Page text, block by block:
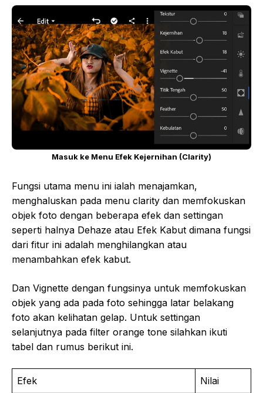
Masuk ke Menu Efek Kejernihan (Clarity)
Fungsi utama menu ini ialah menajamkan,
menghaluskan pada menu clarity dan memfokuskan
objek foto dengan beberapa efek dan settingan
seperti halnya Dehaze atau Efek Kabut dimana fungsi
dari fitur ini adalah menghilangkan atau
menambahkan efek kabut.
Dan Vignette dengan fungsinya untuk memfokuskan
objek yang ada pada foto sehingga latar belakang
foto akan kelihatan gelap. Untuk settingan
selanjutnya pada filter orange tone silahkan ikuti
tabel dan rumus berikut ini.
Efek Nilai